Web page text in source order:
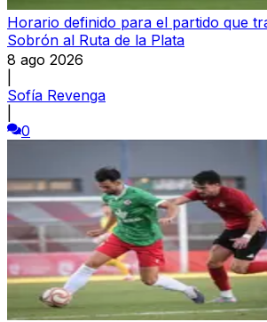
Horario definido para el partido que
Sobrón al Ruta de la Plata
8 ago 2026
Sofía Revenga
0